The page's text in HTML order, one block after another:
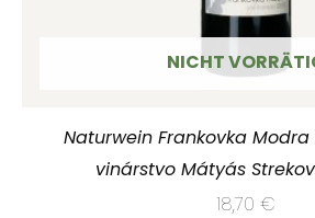
NICHT
Naturwein Frankovka Modra
vinárstvo Mátyás
18,70 €